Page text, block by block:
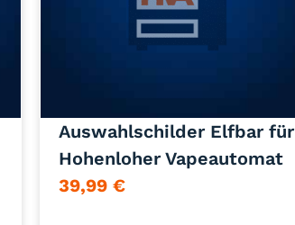
Auswahlschilder Elfbar für
Hohenloher Vapeautomat
39,99 €